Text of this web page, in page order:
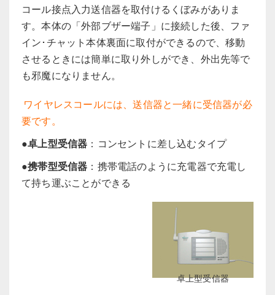
コール接点入力送信器を取付けるくぼみがありま
す。本体の「外部ブザー端子」に接続した後、ファ
イン･チャット本体裏面に取付ができるので、移動
させるときには簡単に取り外しができ、外出先等で
も邪魔になりません。
ワイヤレスコールには、送信器と一緒に受信器が必
要です。
●卓上型受信器 ：コンセントに差し込むタイプ
●携帯型受信器 ：携帯電話のように充電器で充電し
て持ち運ぶことができる
卓上型受信器